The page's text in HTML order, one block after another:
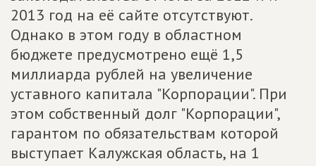
2013 год на её сайте отсутствуют.
Однако в этом году в областном
бюджете предусмотрено ещё 1,5
миллиарда рублей на увеличение
уставного капитала "Корпорации". При
этом собственный долг "Корпорации",
гарантом по обязательствам которой
выступает Калужская область, на 1